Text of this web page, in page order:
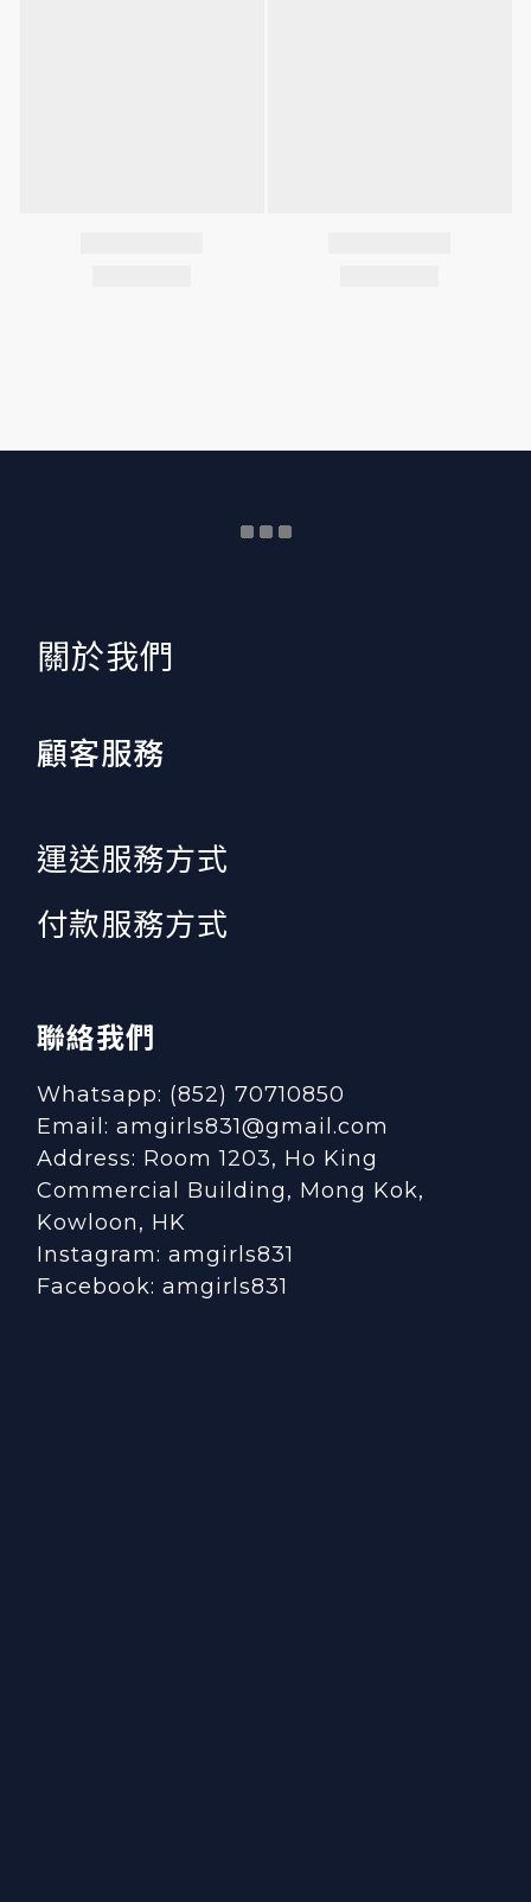
​關於我們
顧客服務
運送服務方式
付款服務方式
聯絡我們
Whatsapp: (852) 70710850
Email: amgirls831@gmail.com
Address: Room 1203, Ho King
Commercial Building, Mong Kok,
Kowloon, HK
Instagram: amgirls831
Facebook: amgirls831